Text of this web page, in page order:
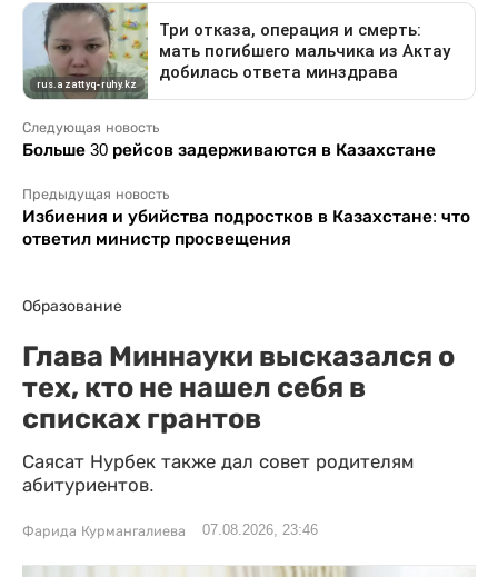
Следующая новость
Больше 30 рейсов задерживаются в Казахстане
Предыдущая новость
Избиения и убийства подростков в Казахстане: что
ответил министр просвещения
Образование
Глава Миннауки высказался о
тех, кто не нашел себя в
списках грантов
Саясат Нурбек также дал совет родителям
абитуриентов.
Фарида Курмангалиева 07.08.2026, 23:46